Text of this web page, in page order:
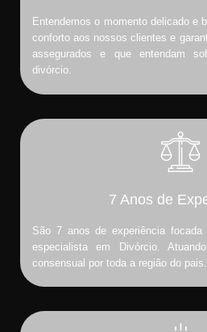
Entendemos o momento delicado e
conforto aos nossos clientes e
assegurados e que entendam
divórcio.
7 Anos de
São 7 anos de experiência
especialista em Divórcio.
consensual por toda a região do pais.